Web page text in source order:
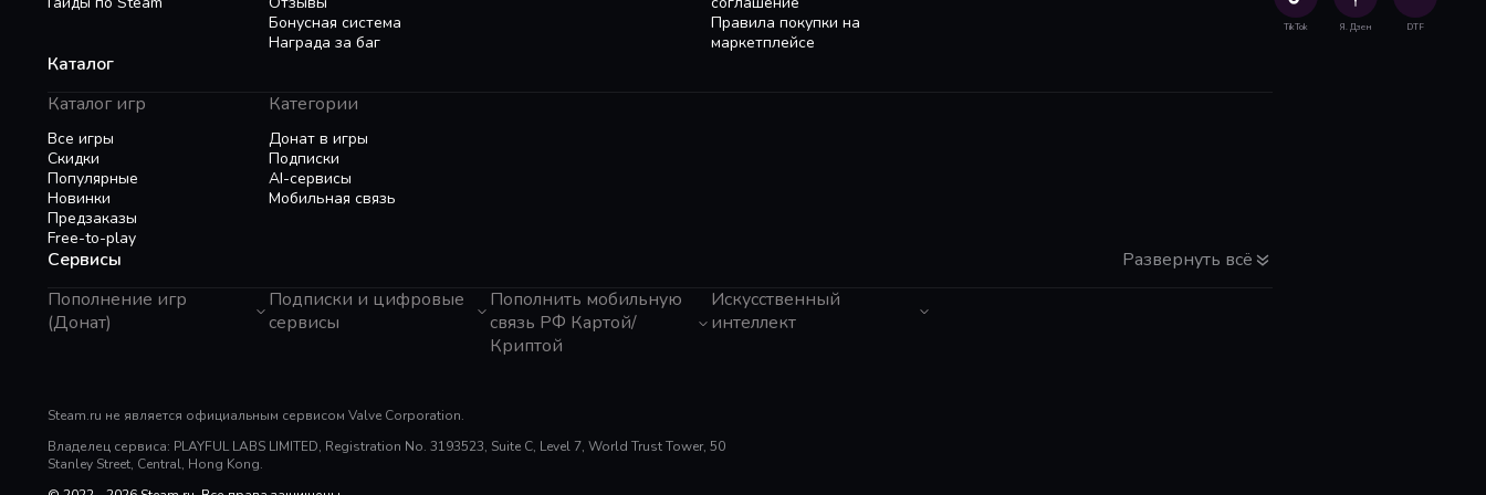
Бонусная система
Награда за баг
Правила покупки на
маркетплейсе
Каталог
Каталог игр
Все игры
Скидки
Популярные
Новинки
Предзаказы
Free-to-play
Категории
Донат в игры
Подписки
AI-сервисы
Мобильная связь
Сервисы
Развернуть всё
Пополнение игр
(Донат)
Genshin Impact
Super SUS
PUBG Mobile
Free Fire
Подписки и цифровые
сервисы
Telegram Премиум
Rewarble
Razer Gold
Пополнить мобильную
связь РФ Картой/
Криптой
Beeline (Казахстан)
Искусственный
интеллект
Perplexity
Suno AI
TikTok Я. Дзен DTF
Steam.ru не является официальным сервисом Valve Corporation.
Владелец сервиса: PLAYFUL LABS LIMITED, Registration No. 3193523, Suite C, Level 7, World Trust Tower, 50
Stanley Street, Central, Hong Kong.